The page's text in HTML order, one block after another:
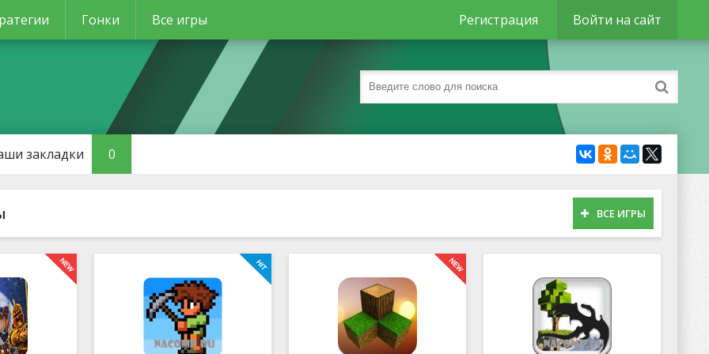
Гонки Все игры Регистрация Войти на сайт
закладки 0
ВСЕ ИГРЫ